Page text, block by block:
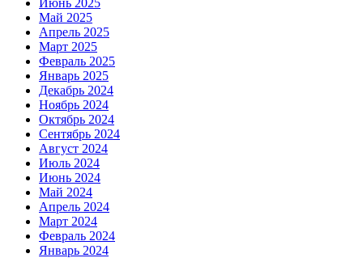
Май 2025
Апрель 2025
Март 2025
Февраль 2025
Январь 2025
Декабрь 2024
Ноябрь 2024
Октябрь 2024
Сентябрь 2024
Август 2024
Июль 2024
Июнь 2024
Май 2024
Апрель 2024
Март 2024
Февраль 2024
Январь 2024